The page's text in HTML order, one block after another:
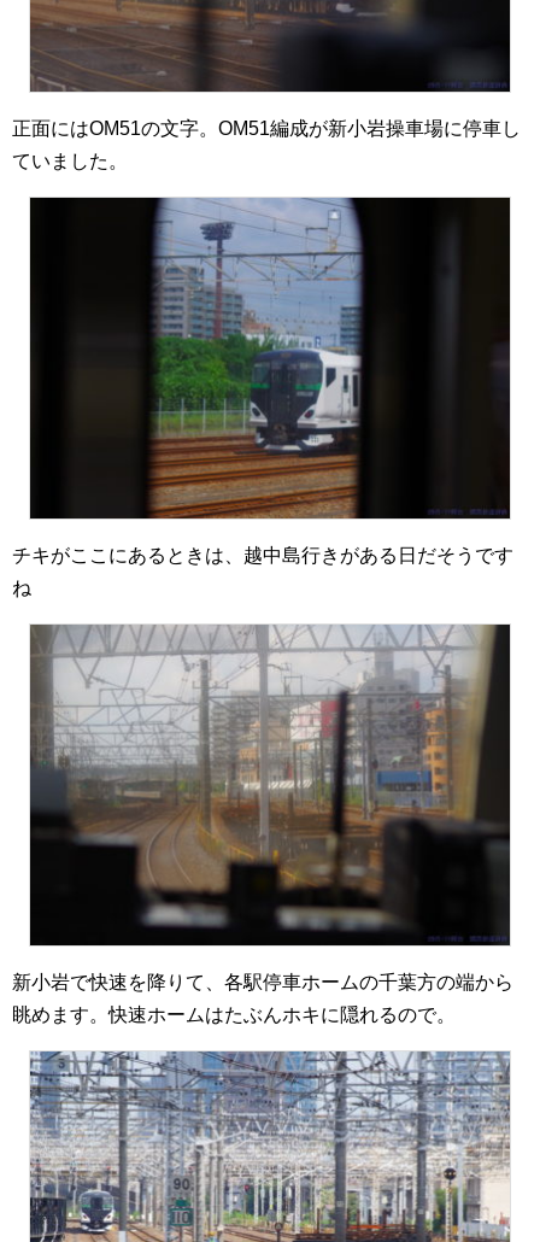
正面にはOM51の文字。OM51編成が新小岩操車場に停車し
ていました。
チキがここにあるときは、越中島行きがある日だそうです
ね
新小岩で快速を降りて、各駅停車ホームの千葉方の端から
眺めます。快速ホームはたぶんホキに隠れるので。